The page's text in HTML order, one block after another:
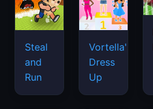
Steal
and
Run
Vortella's
Dress
Up